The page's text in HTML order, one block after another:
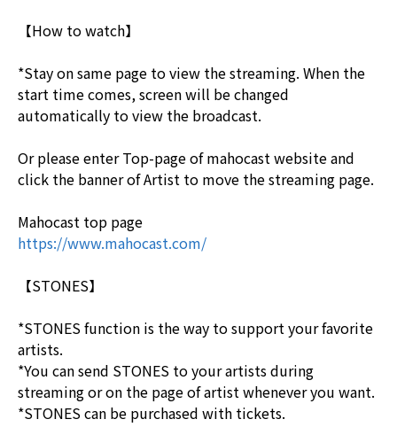
【How to watch】
*Stay on same page to view the streaming. When the
start time comes, screen will be changed
automatically to view the broadcast.
Or please enter Top-page of mahocast website and
click the banner of Artist to move the streaming page.
Mahocast top page
https://www.mahocast.com/
【STONES】
*STONES function is the way to support your favorite
artists.
*You can send STONES to your artists during
streaming or on the page of artist whenever you want.
*STONES can be purchased with tickets.